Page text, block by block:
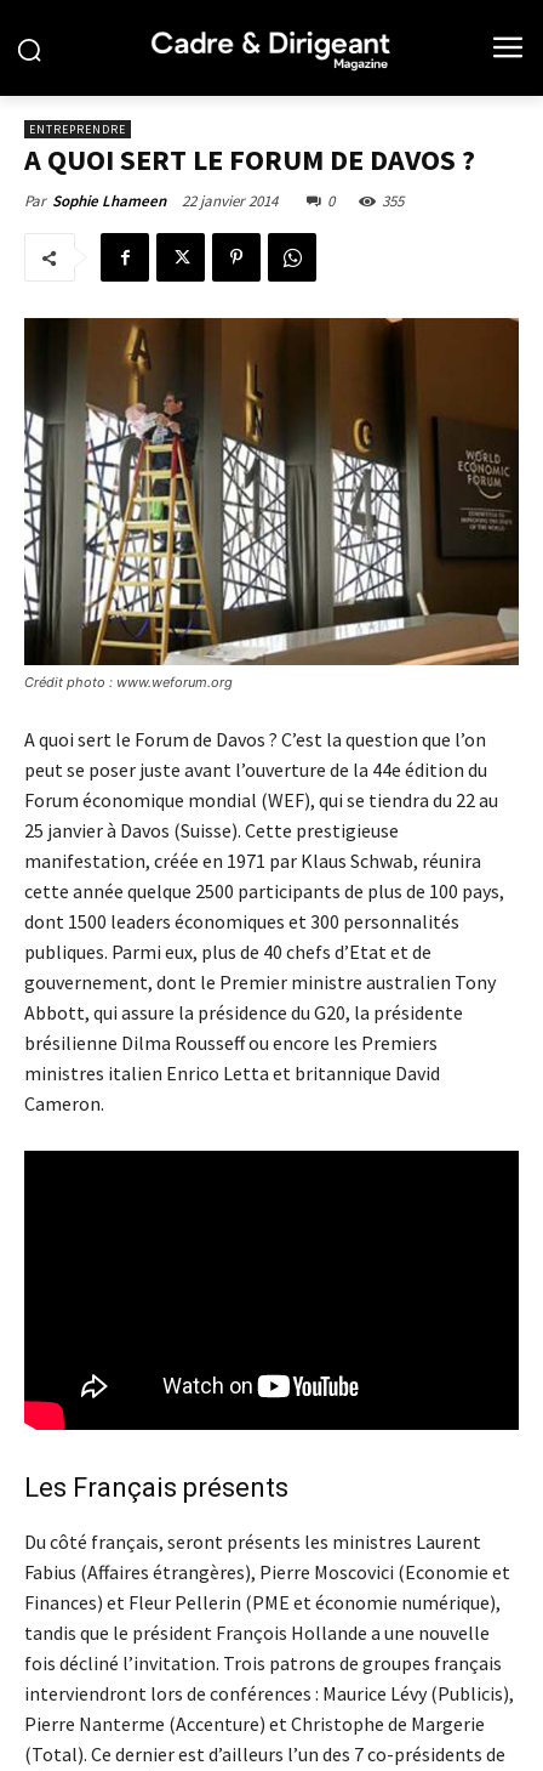
ENTREPRENDRE
A QUOI SERT LE FORUM DE DAVOS ?
Par Sophie Lhameen 22 janvier 2014 0 355
Crédit photo : www.weforum.org
A quoi sert le Forum de Davos ? C’est la question que l’on
peut se poser juste avant l’ouverture de la 44e édition du
Forum économique mondial (WEF), qui se tiendra du 22 au
25 janvier à Davos (Suisse). Cette prestigieuse
manifestation, créée en 1971 par Klaus Schwab, réunira
cette année quelque 2500 participants de plus de 100 pays,
dont 1500 leaders économiques et 300 personnalités
publiques. Parmi eux, plus de 40 chefs d’Etat et de
gouvernement, dont le Premier ministre australien Tony
Abbott, qui assure la présidence du G20, la présidente
brésilienne Dilma Rousseff ou encore les Premiers
ministres italien Enrico Letta et britannique David
Cameron.
Les Français présents
Du côté français, seront présents les ministres Laurent
Fabius (Affaires étrangères), Pierre Moscovici (Economie et
Finances) et Fleur Pellerin (PME et économie numérique),
tandis que le président François Hollande a une nouvelle
fois décliné l’invitation. Trois patrons de groupes français
interviendront lors de conférences : Maurice Lévy (Publicis),
Pierre Nanterme (Accenture) et Christophe de Margerie
(Total). Ce dernier est d’ailleurs l’un des 7 co-présidents de